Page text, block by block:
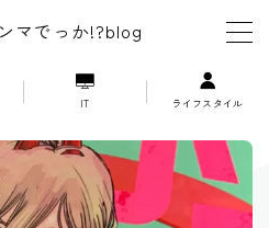
マでっか!?blog
IT ライフスタイル